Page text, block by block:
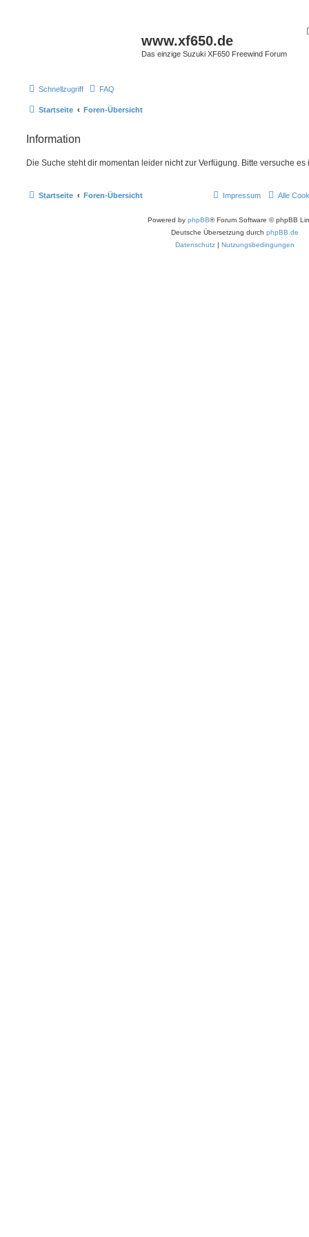
www.xf650.de
Das einzige Suzuki XF650 Freewind Forum
Schnellzugriff FAQ
Startseite Foren-Übersicht
Information
Die Suche steht dir momentan leider nicht zur Verfügung. Bitte versuche
Startseite Foren-Übersicht Alle
Impressum
Powered by phpBB® Forum Software © phpBB
Deutsche Übersetzung durch phpBB.de
Datenschutz | Nutzungsbedingungen